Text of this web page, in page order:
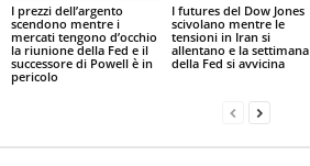
I prezzi dell’argento
scendono mentre i
mercati tengono d’occhio
la riunione della Fed e il
successore di Powell è in
pericolo
I futures del Dow Jones
scivolano mentre le
tensioni in Iran si
allentano e la settimana
della Fed si avvicina